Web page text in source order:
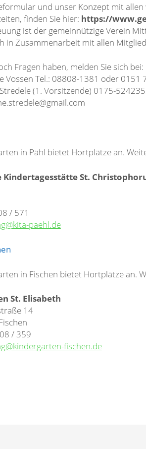
und unser Konzept mit
finden Sie hier: https://
ist der gemeinnützige Verein
in Zusammenarbeit mit allen
Fragen haben, melden Sie sich bei:
Vossen Tel.: 08808-1381 oder 0151
(1. Vorsitzende) 0175-
in Pähl bietet Hortplätze an.
Kindertagesstätte St.
/ 571
paehl.de
in Fischen bietet Hortplätze an.
St. Elisabeth
14
/ 359
fischen.de